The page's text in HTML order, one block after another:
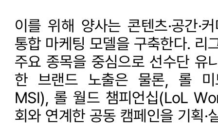
이를 위해 양사는 콘텐츠·공간·
통합 마케팅 모델을 구축한다. 리
주요 종목을 중심으로 선수단 유
한 브랜드 노출은 물론, 롤 미
MSI), 롤 월드 챔피언십(LoL
회와 연계한 공동 캠페인을 기획·